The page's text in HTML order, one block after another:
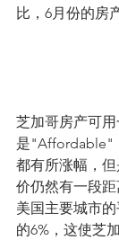
比，6月份的房
芝加哥房产可
是"Affordable"
都有所涨幅，
价仍然有一段
美国主要城市
的6%，这使芝